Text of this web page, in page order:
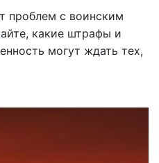
проблем с воинским
какие штрафы и
могут ждать тех,